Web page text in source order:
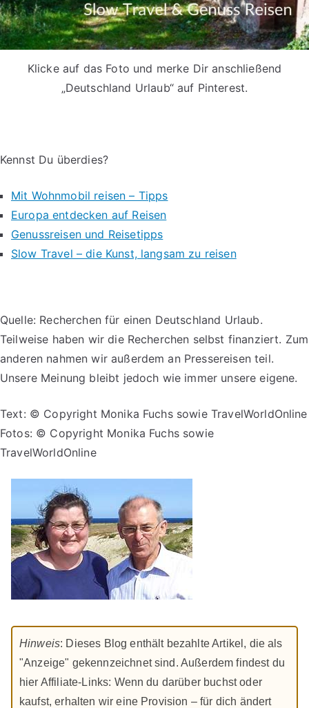
Klicke auf das Foto und merke Dir anschließend
„Deutschland Urlaub“ auf Pinterest.
Kennst Du überdies?
Mit Wohnmobil reisen – Tipps
Europa entdecken auf Reisen
Genussreisen und Reisetipps
Slow Travel – die Kunst, langsam zu reisen
Quelle: Recherchen für einen Deutschland Urlaub.
Teilweise haben wir die Recherchen selbst finanziert. Zum
anderen nahmen wir außerdem an Pressereisen teil.
Unsere Meinung bleibt jedoch wie immer unsere eigene.
Text: © Copyright Monika Fuchs sowie TravelWorldOnline
Fotos: © Copyright Monika Fuchs sowie
TravelWorldOnline
Hinweis: Dieses Blog enthält bezahlte Artikel, die als
"Anzeige" gekennzeichnet sind. Außerdem findest du
hier Affiliate-Links: Wenn du darüber buchst oder
kaufst, erhalten wir eine Provision – für dich ändert